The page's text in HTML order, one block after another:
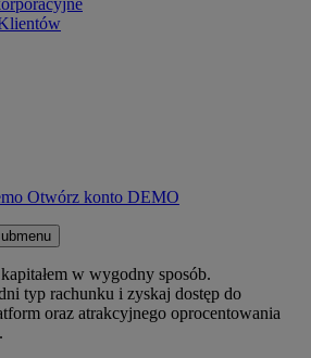
Otwórz konto DEMO
w wygodny sposób.
typ rachunku i zyskaj dostęp do
oraz atrakcyjnego oprocentowania